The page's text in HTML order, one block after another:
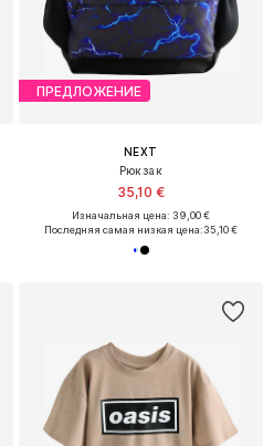
ПРЕДЛОЖЕНИЕ
NEXT
Рюкзак
35,10 €
Изначальная цена: 39,00 €
Последняя самая низкая цена:35,10 €